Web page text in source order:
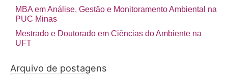
MBA em Análise, Gestão e Monitoramento Ambiental na
PUC Minas
Mestrado e Doutorado em Ciências do Ambiente na
UFT
Arquivo de postagens
Arquivo